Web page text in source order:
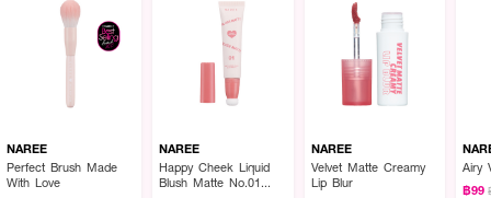
NAREE
Perfect Brush Made
With Love
NAREE
Happy Cheek Liquid
Blush Matte No.01
NAREE
Velvet Matte Creamy
Lip Blur
Airy
฿99